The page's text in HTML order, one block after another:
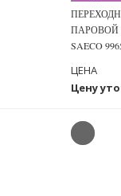
ПАРОВОЙ
SAECO
Цену
ЦЕНА